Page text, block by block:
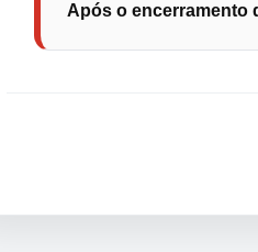
Após o encerramento